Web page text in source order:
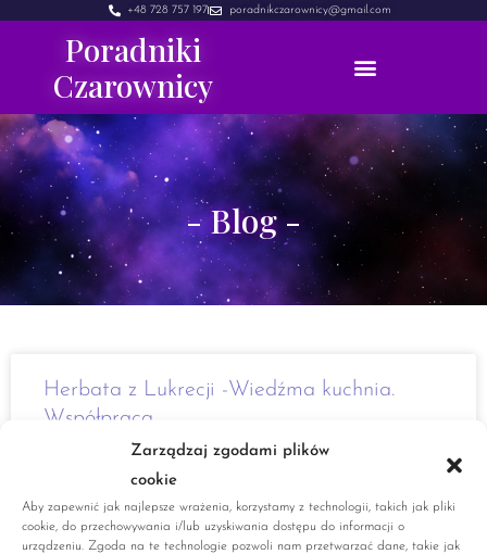
Zarządzaj zgodami plików
cookie
Aby zapewnić jak najlepsze wrażenia, korzystamy z technologii, takich jak pliki
cookie, do przechowywania i/lub uzyskiwania dostępu do informacji o
urządzeniu. Zgoda na te technologie pozwoli nam przetwarzać dane, takie jak
+48 728 757 197 poradnikczarownicy@gmail.com
Poradniki
Czarownicy
- Blog -
Herbata z Lukrecji -Wiedźma kuchnia.
Współpraca.
Cześć Po stosunkowo długiej dla mnie przerwie, wracam do
które poznałam stosunkowo niedawno (ponad miesiąc temu).
Mogę śmiało powiedzieć, że działa cuda. Jak